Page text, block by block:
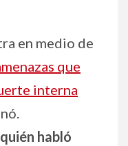
en medio de
que
interna
quién habló